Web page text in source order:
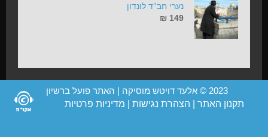
נערי חב"ד לונדון
₪ 149
2023 © אלעד דויטש מוסיקה | האתר פועל ברשיון
תקנון האתר
הצהרת נגישות מדיניות פרטיות